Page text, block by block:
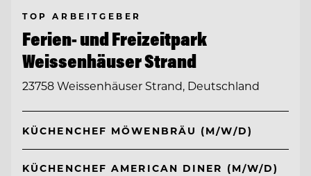
TOP ARBEITGEBER
Ferien- und Freizeitpark
Weissenhäuser Strand
23758 Weissenhäuser Strand, Deutschland
KÜCHENCHEF MÖWENBRÄU (M/W/D)
KÜCHENCHEF AMERICAN DINER (M/W/D)